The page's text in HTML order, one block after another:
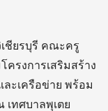
เชียรบุรี คณะครู
ครงการเสริมสร้าง
ะเครือข่าย พร้อม
ทศบาลพุเตย